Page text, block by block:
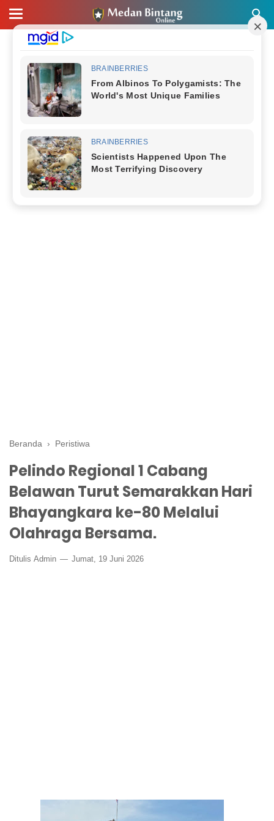
Beranda › Peristiwa
Pelindo Regional 1 Cabang
Belawan Turut Semarakkan Hari
Bhayangkara ke-80 Melalui
Olahraga Bersama.
Ditulis Admin Jumat, 19 Juni 2026